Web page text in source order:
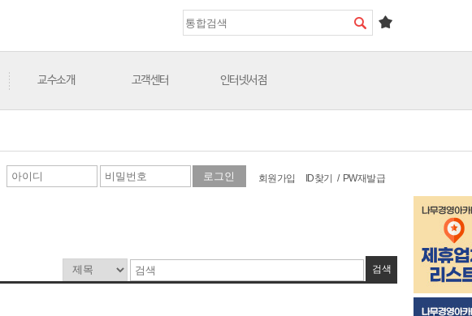
교수소개 고객센터 인터넷서점
회원가입 ID찾기 / PW재발급
검색